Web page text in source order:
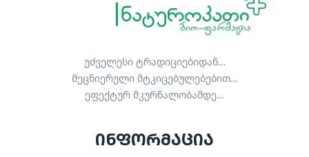
უძველესი ტრადიციებიდან…
მეცნიერული მტკიცებულებებით…
ეფექტურ მკურნალობამდე…
ინფორმაცია